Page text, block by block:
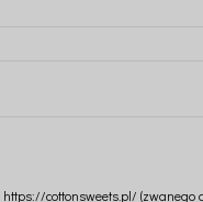
cottonsweets.pl/ (zwanego